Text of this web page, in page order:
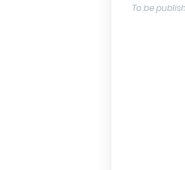
To be